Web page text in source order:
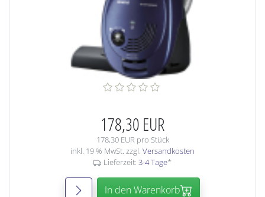
178,30 EUR
178,30 EUR pro Stück
inkl. 19 % MwSt. zzgl. Versandkosten
Lieferzeit: 3-4 Tage*
In den Warenkorb